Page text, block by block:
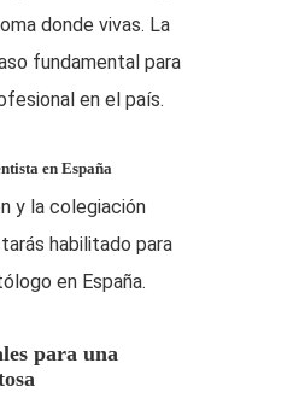
donde vivas. La
fundamental para
en el país.
en España
y la colegiación
habilitado para
en España.
para una